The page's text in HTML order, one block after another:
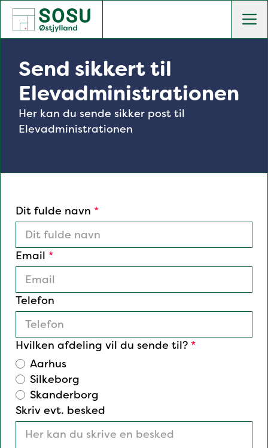
SOSU Østjylland | Gør dig klogere på livet
Send sikkert til
Elevadministrationen
Her kan du sende sikker post til
Elevadministrationen
Dit fulde navn *
Email *
Telefon
Hvilken afdeling vil du sende til? *
Aarhus
Silkeborg
Skanderborg
Skriv evt. besked